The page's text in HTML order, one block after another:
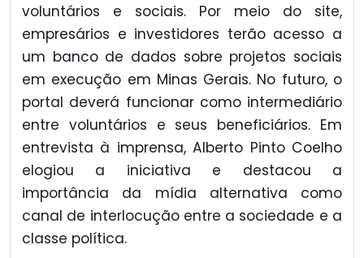
voluntários e sociais. Por meio do site,
empresários e investidores terão acesso a
um banco de dados sobre projetos sociais
em execução em Minas Gerais. No futuro, o
portal deverá funcionar como intermediário
entre voluntários e seus beneficiários. Em
entrevista à imprensa, Alberto Pinto Coelho
elogiou a iniciativa e destacou a
importância da mídia alternativa como
canal de interlocução entre a sociedade e a
classe política.